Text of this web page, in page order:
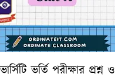
ভর্তি পরীক্ষার প্রশ্ন ও